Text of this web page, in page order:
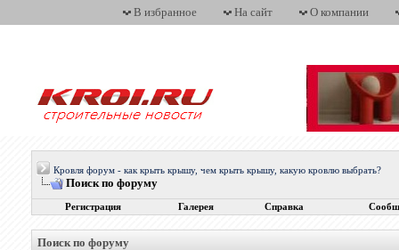
В избранное На сайт О компании
Кровля форум - как крыть крышу, чем крыть крышу, какую кровлю выбрать?
Поиск по форуму
Регистрация Галерея Справка
Поиск по форуму